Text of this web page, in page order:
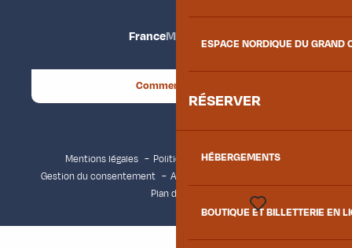
ESPACE NORDIQUE DU GRAND
RÉSERVER
HÉBERGEMENTS
BOUTIQUE ET BILLETTERIE EN
FranceMaurienne
Comment venir ?
Mentions légales
Politique de confidentialité
Gestion du consentement
Accessibilité : non conforme
Plan du site